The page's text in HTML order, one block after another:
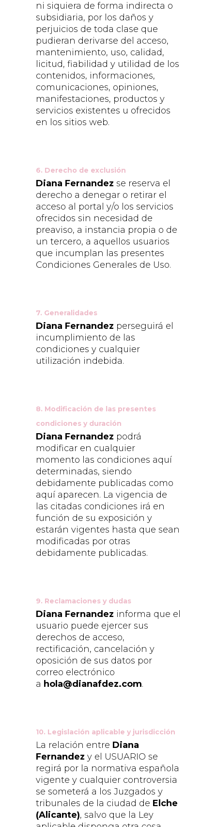
ni siquiera de forma indirecta o
subsidiaria, por los daños y
perjuicios de toda clase que
pudieran derivarse del acceso,
mantenimiento, uso, calidad,
licitud, fiabilidad y utilidad de los
contenidos, informaciones,
comunicaciones, opiniones,
manifestaciones, productos y
servicios existentes u ofrecidos
en los sitios web.
6. Derecho de exclusión
Diana Fernandez se reserva el
derecho a denegar o retirar el
acceso al portal y/o los servicios
ofrecidos sin necesidad de
preaviso, a instancia propia o de
un tercero, a aquellos usuarios
que incumplan las presentes
Condiciones Generales de Uso.
7. Generalidades
Diana Fernandez perseguirá el
incumplimiento de las
condiciones y cualquier
utilización indebida.
8. Modificación de las presentes
condiciones y duración
Diana Fernandez podrá
modificar en cualquier
momento las condiciones aquí
determinadas, siendo
debidamente publicadas como
aquí aparecen. La vigencia de
las citadas condiciones irá en
función de su exposición y
estarán vigentes hasta que sean
modificadas por otras
debidamente publicadas.
9. Reclamaciones y dudas
Diana Fernandez informa que el
usuario puede ejercer sus
derechos de acceso,
rectificación, cancelación y
oposición de sus datos por
correo electrónico
a hola@dianafdez.com.
10. Legislación aplicable y jurisdicción
La relación entre Diana
Fernandez y el USUARIO se
regirá por la normativa española
vigente y cualquier controversia
se someterá a los Juzgados y
tribunales de la ciudad de Elche
(Alicante), salvo que la Ley